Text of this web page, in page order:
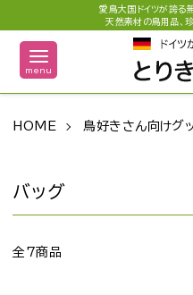
愛鳥大国ドイツが誇る
天然素材の鳥用品、
menu
HOME 鳥好きさん向けグ
バッグ
全7商品